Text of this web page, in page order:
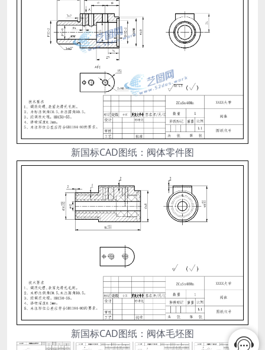
新国标CAD图纸：阀体零件图
新国标CAD图纸：阀体毛坯图